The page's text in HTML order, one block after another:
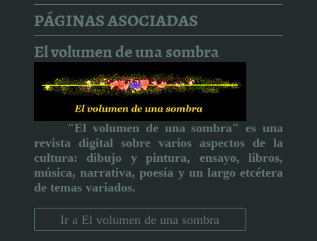
PÁGINAS ASOCIADAS
El volumen de una sombra
"El volumen de una sombra" es una
revista digital sobre varios aspectos de la
cultura:
dibujo y pintura, ensayo, libros,
música, narrativa, poesía y un largo etcétera
de temas variados.
Ir a El volumen de una sombra